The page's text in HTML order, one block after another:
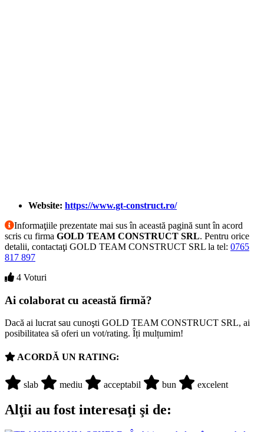
Website: https://www.gt-construct.ro/
Informaţiile prezentate mai sus în această pagină sunt în acord
scris cu firma GOLD TEAM CONSTRUCT SRL. Pentru orice
detalii, contactaţi GOLD TEAM CONSTRUCT SRL la tel: 0765
817 897
4 Voturi
Ai colaborat cu această firmă?
Dacă ai lucrat sau cunoşti GOLD TEAM CONSTRUCT SRL, ai
posibilitatea să oferi un vot/rating. Îți mulțumim!
ACORDĂ UN RATING:
slab mediu acceptabil bun excelent
Alţii au fost interesaţi şi de: